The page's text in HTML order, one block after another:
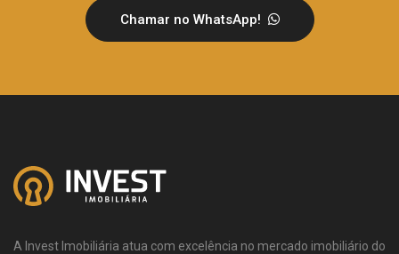
Chamar no WhatsApp!
A Invest Imobiliária atua com excelência no mercado imobiliário do